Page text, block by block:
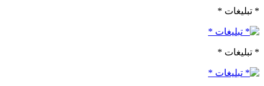
* تبلیغات *
* تبلیغات *